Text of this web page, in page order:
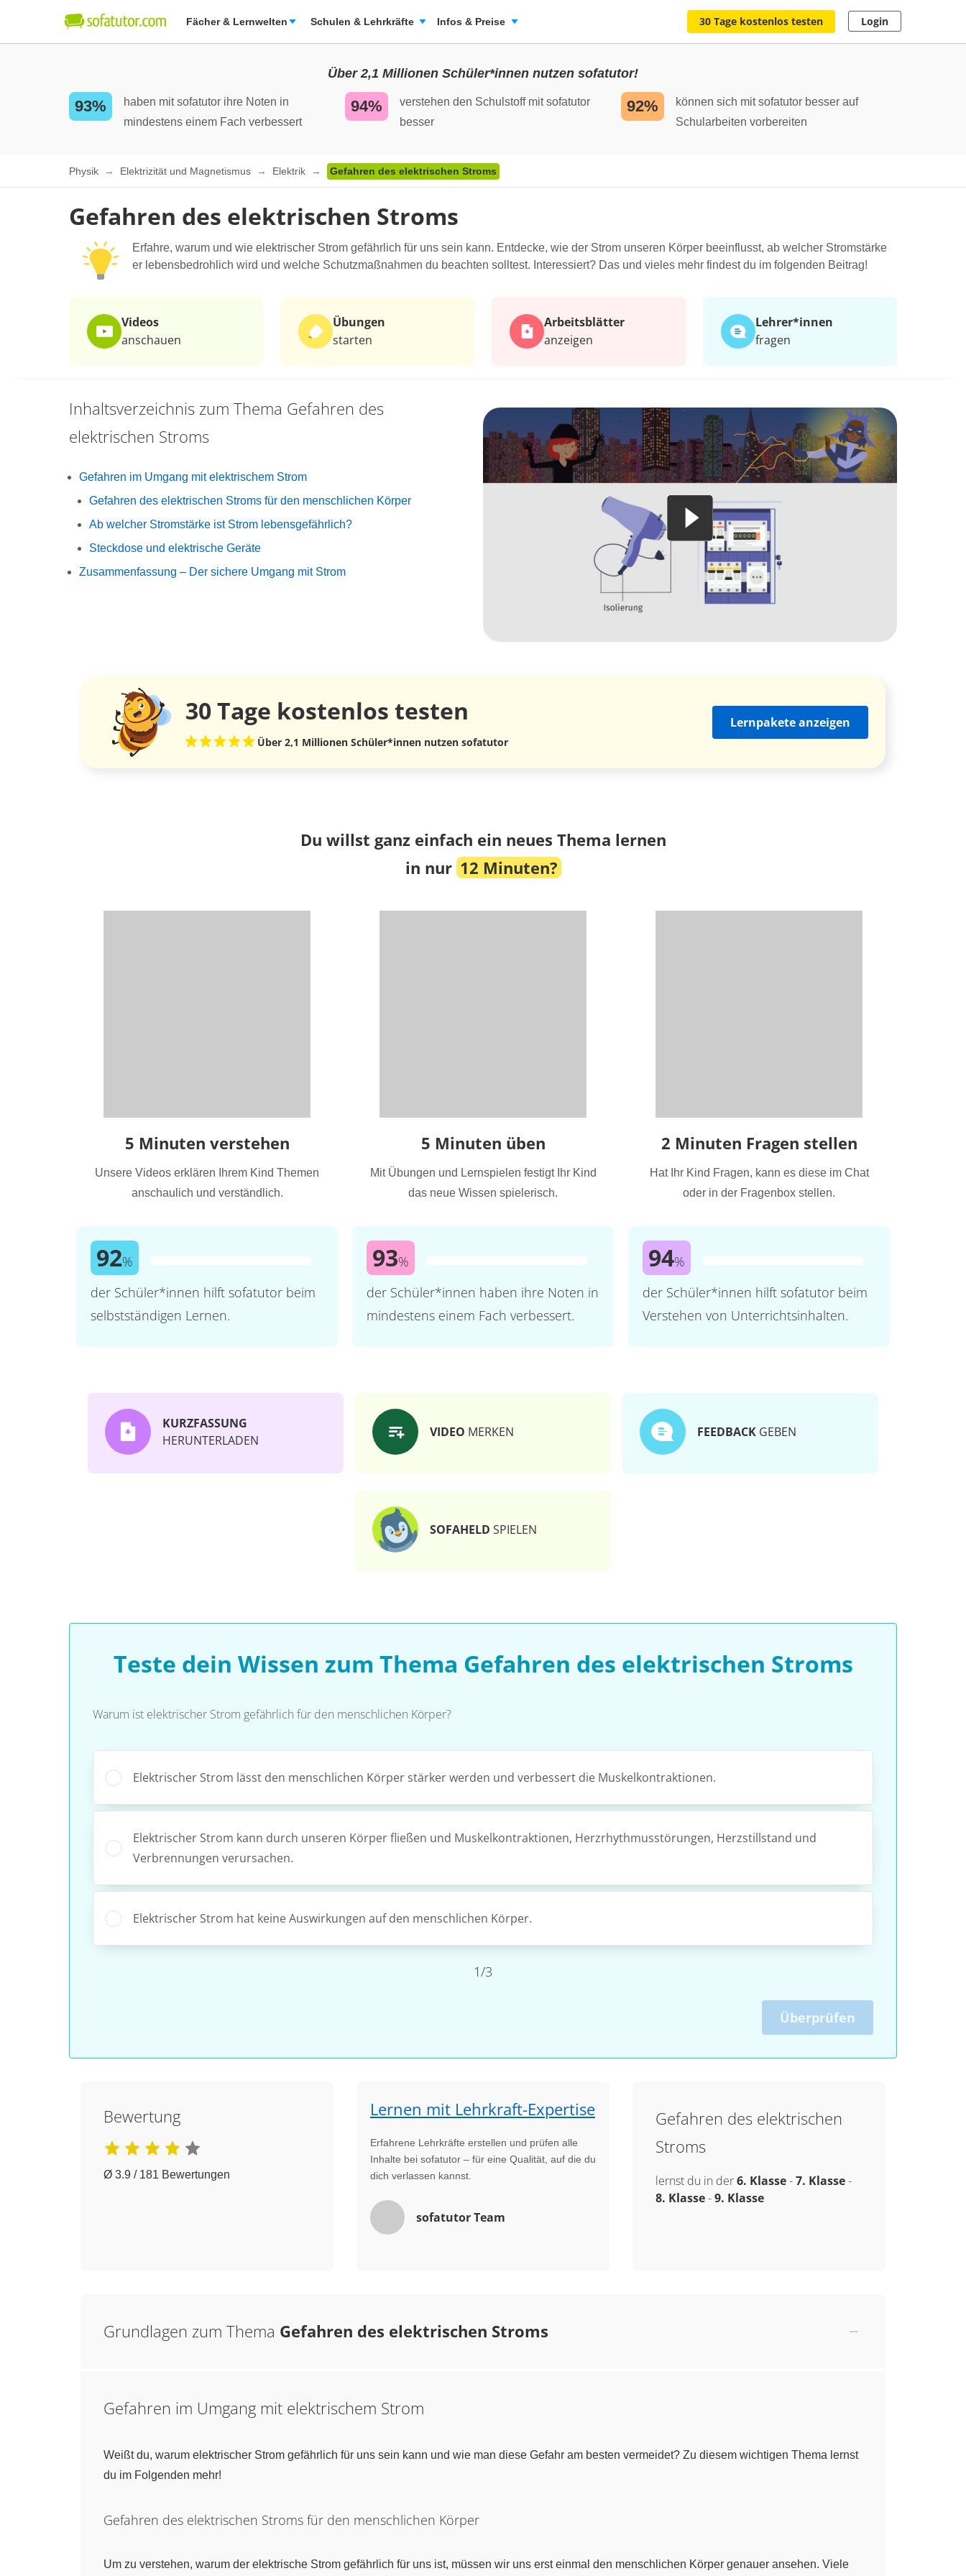
Fächer & Lernwelten Schulen & Lehrkräfte Infos & Preise 30 Tage kostenlos testen Login
Über 2,1 Millionen Schüler*innen nutzen sofatutor!
93%
haben mit sofatutor ihre Noten in
mindestens einem Fach verbessert
94%
verstehen den Schulstoff mit sofatutor
besser
92%
können sich mit sofatutor besser auf
Schularbeiten vorbereiten
Physik Elektrizität und Magnetismus Elektrik Gefahren des elektrischen Stroms
Gefahren des elektrischen Stroms
Erfahre, warum und wie elektrischer Strom gefährlich für uns sein kann. Entdecke, wie der Strom unseren Körper beeinflusst, ab welcher Stromstärke
er lebensbedrohlich wird und welche Schutzmaßnahmen du beachten solltest. Interessiert? Das und vieles mehr findest du im folgenden Beitrag!
Videos
anschauen
Übungen
starten
Arbeits­blätter
anzeigen
Lehrer*​innen
fragen
Inhaltsverzeichnis zum Thema Gefahren des
elektrischen Stroms
Gefahren im Umgang mit elektrischem Strom
Gefahren des elektrischen Stroms für den menschlichen Körper
Ab welcher Stromstärke ist Strom lebensgefährlich?
Steckdose und elektrische Geräte
Zusammenfassung – Der sichere Umgang mit Strom
30 Tage kostenlos testen
Über 2,1 Millionen Schüler*innen nutzen sofatutor
Lernpakete anzeigen
Du willst ganz einfach ein neues Thema lernen
in nur 12 Minuten?
5 Minuten verstehen
Unsere Videos erklären Ihrem Kind Themen
anschaulich und verständlich.
92%
der Schüler*innen hilft sofatutor beim
selbstständigen Lernen.
5 Minuten üben
Mit Übungen und Lernspielen festigt Ihr Kind
das neue Wissen spielerisch.
93%
der Schüler*innen haben ihre Noten in
mindestens einem Fach verbessert.
2 Minuten Fragen stellen
Hat Ihr Kind Fragen, kann es diese im Chat
oder in der Fragenbox stellen.
94%
der Schüler*innen hilft sofatutor beim
Verstehen von Unterrichtsinhalten.
KURZFASSUNG
HERUNTERLADEN
VIDEO MERKEN FEEDBACK GEBEN
SOFAHELD SPIELEN
Teste dein Wissen zum Thema Gefahren des elektrischen Stroms
Warum ist elektrischer Strom gefährlich für den menschlichen Körper?
Elektrischer Strom lässt den menschlichen Körper stärker werden und verbessert die Muskelkontraktionen.
Elektrischer Strom kann durch unseren Körper fließen und Muskelkontraktionen, Herzrhythmusstörungen, Herzstillstand und
Verbrennungen verursachen.
Elektrischer Strom hat keine Auswirkungen auf den menschlichen Körper.
1/3
Überprüfen
Bewertung
Ø 3.9 / 181 Bewertungen
Lernen mit Lehrkraft-Expertise
Erfahrene Lehrkräfte erstellen und prüfen alle
Inhalte bei sofatutor – für eine Qualität, auf die du
dich verlassen kannst.
sofatutor Team
Gefahren des elektrischen
Stroms
lernst du in der6. Klasse-7. Klasse-
8. Klasse-9. Klasse
Grundlagen zum Thema Gefahren des elektrischen Stroms
Gefahren im Umgang mit elektrischem Strom
Weißt du, warum elektrischer Strom gefährlich für uns sein kann und wie man diese Gefahr am besten vermeidet? Zu diesem wichtigen Thema lernst
du im Folgenden mehr!
Gefahren des elektrischen Stroms für den menschlichen Körper
Um zu verstehen, warum der elektrische Strom gefährlich für uns ist, müssen wir uns erst einmal den menschlichen Körper genauer ansehen. Viele